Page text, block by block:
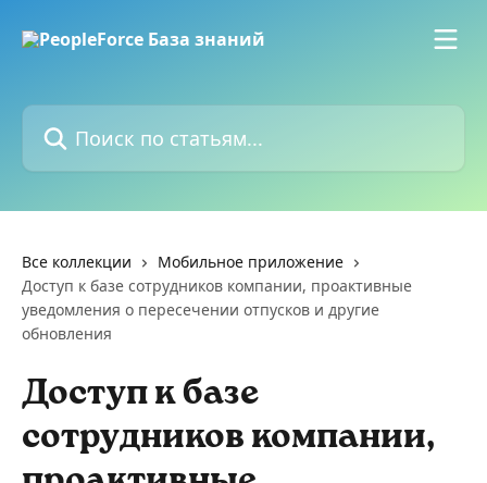
Поиск по статьям...
Все коллекции
Мобильное приложение
Доступ к базе сотрудников компании, проактивные
уведомления о пересечении отпусков и другие
обновления
Доступ к базе
сотрудников компании,